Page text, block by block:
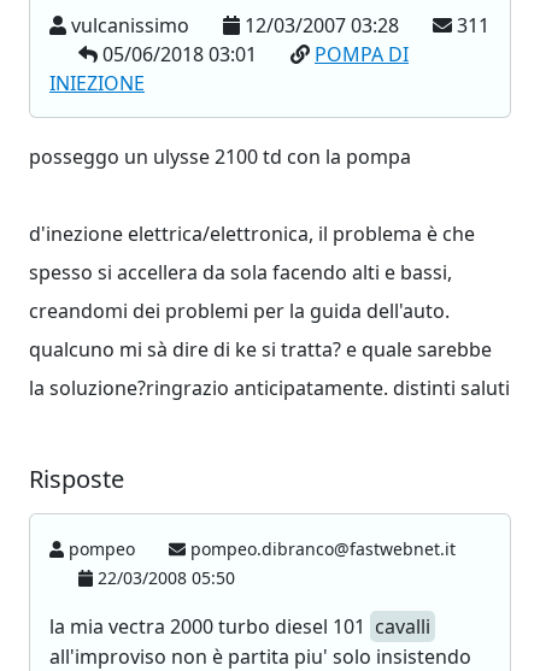
vulcanissimo 12/03/2007 03:28
311
05/06/2018 03:01
POMPA DI
INIEZIONE
posseggo un ulysse 2100 td con la pompa
d'inezione elettrica/elettronica, il problema è che
spesso si accellera da sola facendo alti e bassi,
creandomi dei problemi per la guida dell'auto.
qualcuno mi sà dire di ke si tratta? e quale sarebbe
la soluzione?ringrazio anticipatamente. distinti saluti
Risposte
pompeo
pompeo.dibranco@fastwebnet.it
22/03/2008 05:50
la mia vectra 2000 turbo diesel 101 cavalli
all'improviso non è partita piu' solo insistendo